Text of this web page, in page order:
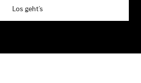
Los geht’s